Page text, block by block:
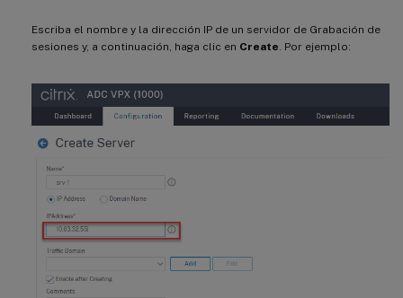
Escriba el nombre y la dirección IP de un servidor de Grabación de
sesiones y, a continuación, haga clic en Create . Por ejemplo: